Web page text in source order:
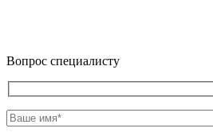
Вопрос специалисту